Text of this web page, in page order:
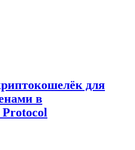
для
в
Protocol